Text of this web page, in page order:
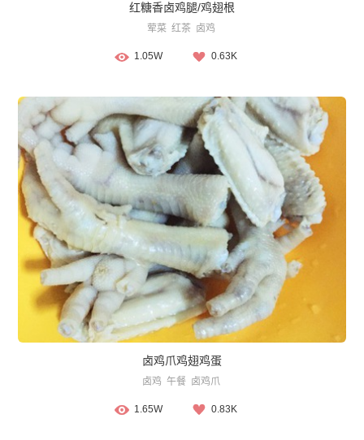
红糖香卤鸡腿/鸡翅根
荤菜 红茶 卤鸡
1.05W 0.63K
卤鸡爪鸡翅鸡蛋
卤鸡 午餐 卤鸡爪
1.65W 0.83K